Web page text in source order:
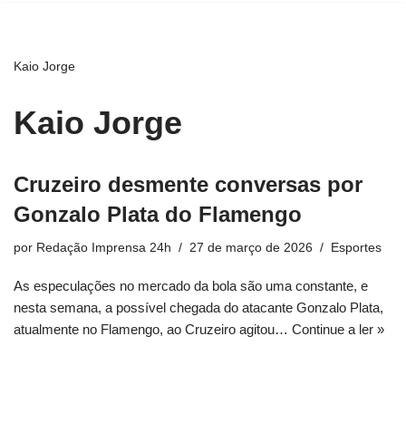
Kaio Jorge
Kaio Jorge
Cruzeiro desmente conversas por
Gonzalo Plata do Flamengo
por Redação Imprensa 24h 27 de março de 2026 Esportes
As especulações no mercado da bola são uma constante, e
nesta semana, a possível chegada do atacante Gonzalo Plata,
atualmente no Flamengo, ao Cruzeiro agitou… Continue a ler »